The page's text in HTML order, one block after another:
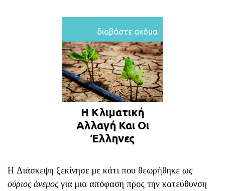
διαβάστε ακόμα
Η Κλιματική
Αλλαγή Και Οι
Έλληνες
Η Διάσκεψη ξεκίνησε με κάτι που θεωρήθηκε ως
ούριος άνεμοςγια μια απόφαση προς την κατεύθυνση